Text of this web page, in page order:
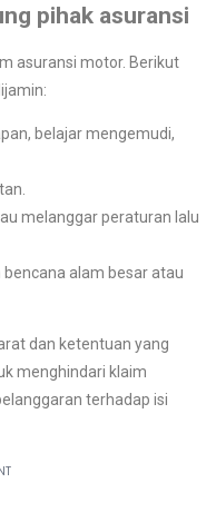
pihak asuransi
asuransi motor. Berikut
belajar mengemudi,
melanggar peraturan lalu
bencana alam besar atau
dan ketentuan yang
menghindari klaim
terhadap isi